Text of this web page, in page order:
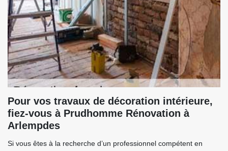
Pour vos travaux de décoration intérieure,
fiez-vous à Prudhomme Rénovation à
Arlempdes
Si vous êtes à la recherche d’un professionnel compétent en